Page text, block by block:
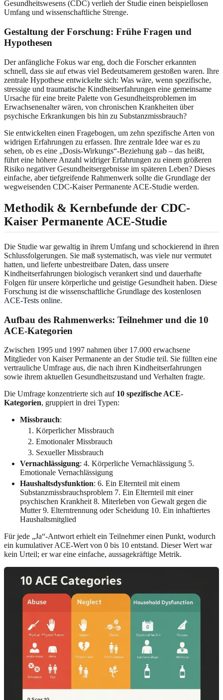
Gesundheitswesens (CDC) verlieh der Studie einen beispiellosen
Umfang und wissenschaftliche Strenge.
Gestaltung der Forschung: Frühe Fragen und
Hypothesen
Der anfängliche Fokus war eng, doch die Forscher erkannten
schnell, dass sie auf etwas viel Bedeutsamerem gestoßen waren. Ihre
zentrale Hypothese entwickelte sich: Was wäre, wenn spezifische,
stressige und traumatische Kindheitserfahrungen eine gemeinsame
Ursache für eine breite Palette von Gesundheitsproblemen im
Erwachsenenalter wären, von chronischen Krankheiten über
psychische Erkrankungen bis hin zu Substanzmissbrauch?
Sie entwickelten einen Fragebogen, um zehn spezifische Arten von
widrigen Erfahrungen zu erfassen. Ihre zentrale Idee war es zu
sehen, ob es eine „Dosis-Wirkungs“-Beziehung gab – das heißt,
führt eine höhere Anzahl widriger Erfahrungen zu einem größeren
Risiko negativer Gesundheitsergebnisse im späteren Leben? Dieses
einfache, aber tiefgreifende Rahmenwerk sollte die Grundlage der
wegweisenden CDC-Kaiser Permanente ACE-Studie werden.
Methodik & Kernbefunde der CDC-
Kaiser Permanente ACE-Studie
Die Studie war gewaltig in ihrem Umfang und schockierend in ihren
Schlussfolgerungen. Sie maß systematisch, was viele nur vermutet
hatten, und lieferte unbestreitbare Daten, dass unsere
Kindheitserfahrungen biologisch verankert sind und dauerhafte
Folgen für unsere körperliche und geistige Gesundheit haben. Diese
Forschung ist die wissenschaftliche Grundlage des kostenlosen
ACE-Tests online.
Aufbau des Rahmenwerks: Teilnehmer und die 10
ACE-Kategorien
Zwischen 1995 und 1997 nahmen über 17.000 erwachsene
Mitglieder von Kaiser Permanente an der Studie teil. Sie füllten eine
vertrauliche Umfrage aus, die nach ihren Kindheitserfahrungen
sowie ihrem aktuellen Gesundheitszustand und Verhalten fragte.
Die Umfrage konzentrierte sich auf 10 spezifische ACE-
Kategorien, gruppiert in drei Typen:
Missbrauch:
Körperlicher Missbrauch
Emotionaler Missbrauch
Sexueller Missbrauch
Vernachlässigung: 4. Körperliche Vernachlässigung 5.
Emotionale Vernachlässigung
Haushaltsdysfunktion: 6. Ein Elternteil mit einem
Substanzmissbrauchsproblem 7. Ein Elternteil mit einer
psychischen Krankheit 8. Miterleben von Gewalt gegen die
Mutter 9. Elterntrennung oder Scheidung 10. Ein inhaftiertes
Haushaltsmitglied
Für jede „Ja“-Antwort erhielt ein Teilnehmer einen Punkt, wodurch
ein kumulativer ACE-Wert von 0 bis 10 entstand. Dieser Wert war
kein Urteil; er war eine einfache, aussagekräftige Metrik.